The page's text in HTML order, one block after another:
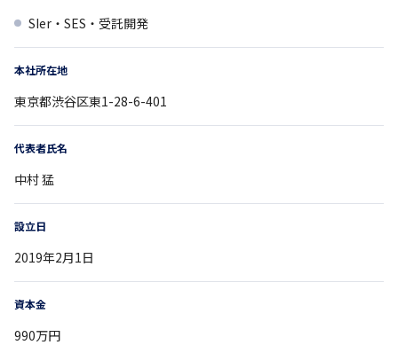
SIer・SES・受託開発
本社所在地
東京都渋谷区東1-28-6-401
代表者氏名
中村 猛
設立日
2019年2月1日
資本金
990万円